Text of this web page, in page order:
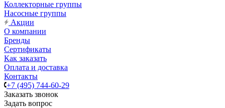
Коллекторные группы
Насосные группы
Акции
О компании
Бренды
Сертификаты
Как заказать
Оплата и доставка
Контакты
+7 (495) 744-60-29
Заказать звонок
Задать вопрос